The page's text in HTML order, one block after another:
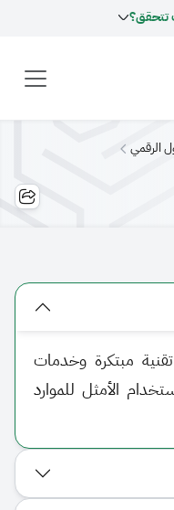
تتحقق؟
الرقمي
مبتكرة وخدمات
الأمثل للموارد